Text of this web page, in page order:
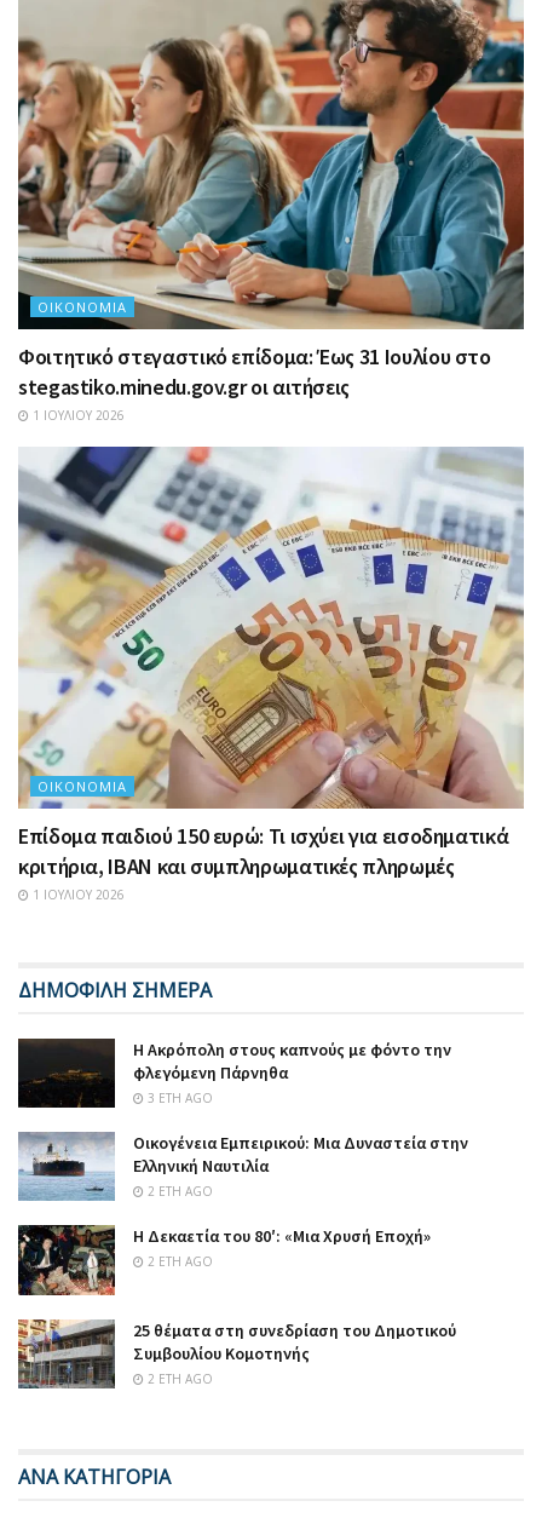
ΟΙΚΟΝΟΜΊΑ
Φοιτητικό στεγαστικό επίδομα: Έως 31 Ιουλίου στο
stegastiko.minedu.gov.gr οι αιτήσεις
1 ΙΟΥΛΊΟΥ 2026
ΟΙΚΟΝΟΜΊΑ
Επίδομα παιδιού 150 ευρώ: Τι ισχύει για εισοδηματικά
κριτήρια, IBAN και συμπληρωματικές πληρωμές
1 ΙΟΥΛΊΟΥ 2026
ΔΗΜΟΦΙΛΗ ΣΗΜΕΡΑ
Η Ακρόπολη στους καπνούς με φόντο την
φλεγόμενη Πάρνηθα
3 ΈΤΗ AGO
Οικογένεια Εμπειρικού: Μια Δυναστεία στην
Ελληνική Ναυτιλία
2 ΈΤΗ AGO
Η Δεκαετία του 80′: «Μια Χρυσή Εποχή»
2 ΈΤΗ AGO
25 θέματα στη συνεδρίαση του Δημοτικού
Συμβουλίου Κομοτηνής
2 ΈΤΗ AGO
ΑΝΑ ΚΑΤΗΓΟΡΙΑ